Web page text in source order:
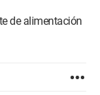
de alimentación